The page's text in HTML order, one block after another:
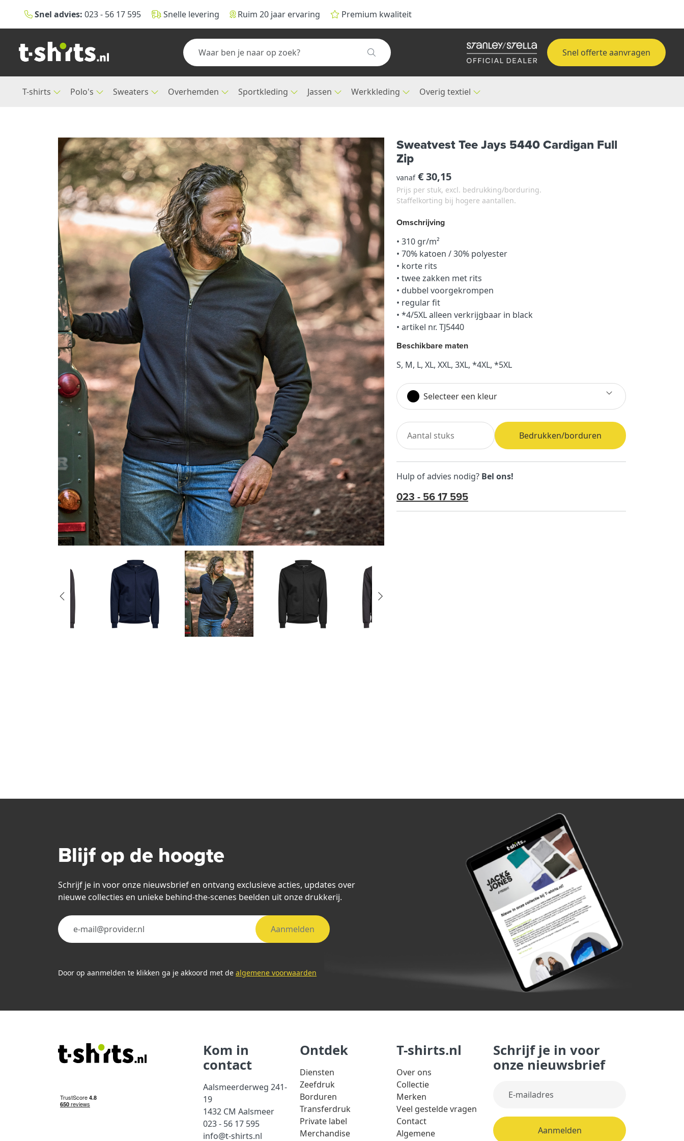
Snel advies: 023 - 56 17 595 Snelle levering Ruim 20 jaar ervaring Premium kwaliteit
Snel offerte aanvragen
T-shirts Polo's Sweaters Overhemden Sportkleding Jassen Werkkleding Overig textiel
Sweatvest Tee Jays 5440 Cardigan Full
Zip
vanaf€ 30,15
Prijs per stuk, excl. bedrukking/borduring.
Staffelkorting bij hogere aantallen.
Omschrijving
• 310 gr/m²
• 70% katoen / 30% polyester
• korte rits
• twee zakken met rits
• dubbel voorgekrompen
​• regular fit
• *4/5XL alleen verkrijgbaar in black
• artikel nr. TJ5440
Beschikbare maten
S, M, L, XL, XXL, 3XL, *4XL, *5XL
Selecteer een kleur
Bedrukken/borduren
Hulp of advies nodig? Bel ons!
023 - 56 17 595
Blijf op de hoogte
Schrijf je in voor onze nieuwsbrief en ontvang exclusieve acties, updates over
nieuwe collecties en unieke behind-the-scenes beelden uit onze drukkerij.
Aanmelden
Door op aanmelden te klikken ga je akkoord met de algemene voorwaarden
Kom in
contact
Aalsmeerderweg 241-
19
1432 CM Aalsmeer
023 - 56 17 595
info@t-shirts.nl
Ontdek
Diensten
Zeefdruk
Borduren
Transferdruk
Private label
Merchandise
T-shirts.nl
Over ons
Collectie
Merken
Veel gestelde vragen
Contact
Algemene
Schrijf je in voor
onze nieuwsbrief
Aanmelden